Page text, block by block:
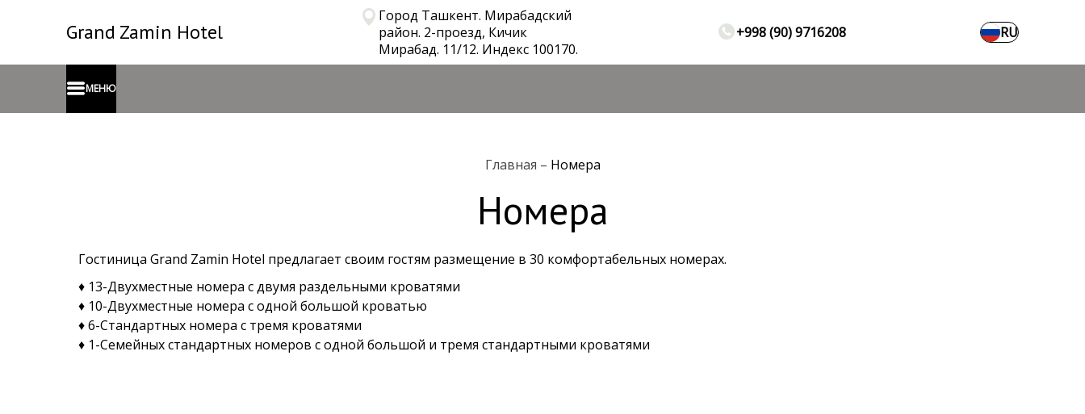
Grand Zamin Hotel
Город Ташкент. Мирабадский
район. 2-проезд, Кичик
Мирабад. 11/12. Индекс 100170.
+998 (90) 9716208 RU
МЕНЮ
Главная – Номера
Номера
Гостиница Grand Zamin Hotel предлагает своим гостям размещение в 30 комфортабельных номерах.
♦️ 13-Двухместные номера с двумя раздельными кроватями
♦️ 10-Двухместные номера с одной большой кроватью
♦️ 6-Стандартных номера с тремя кроватями
♦️ 1-Семейных стандартных номеров с одной большой и тремя стандартными кроватями